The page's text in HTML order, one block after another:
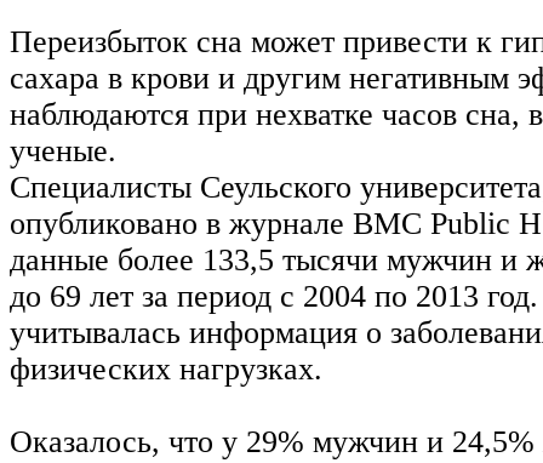
Переизбыток сна может привести к
сахара в крови и другим негативным
наблюдаются при нехватке часов сна,
ученые.
Специалисты Сеульского
опубликовано в журнале BMC Public
данные более 133,5 тысячи мужчин и
до 69 лет за период с 2004 по 2013
учитывалась информация о
физических нагрузках.
Оказалось, что у 29% мужчин и